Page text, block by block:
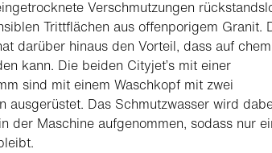
Verschmutzungen
Trittflächen aus offenporigem Granit.
darüber hinaus den Vorteil, dass auf
kann. Die beiden Cityjet’s mit einer
sind mit einem Waschkopf mit zwei
ausgerüstet. Das Schmutzwasser wird
der Maschine aufgenommen, sodass nur